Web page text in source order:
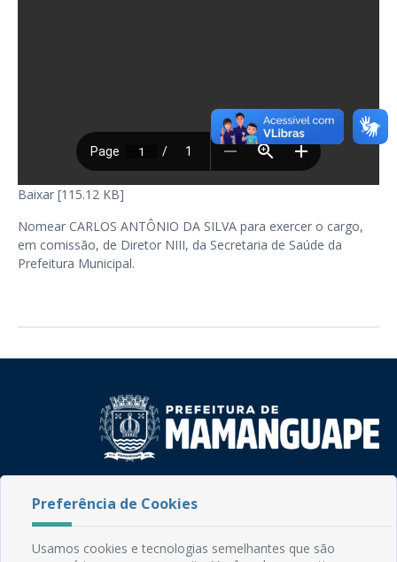
Baixar [115.12 KB]
Nomear CARLOS ANTÔNIO DA SILVA para exercer o cargo,
em comissão, de Diretor NIII, da Secretaria de Saúde da
Prefeitura Municipal.
CEP: 58.280-000 - Mamanguape/PB
Fone: (83) 3292-2246
Email: comunicacao@mamanguape.pb.gov.br
Preferência de Cookies
Usamos cookies e tecnologias semelhantes que são